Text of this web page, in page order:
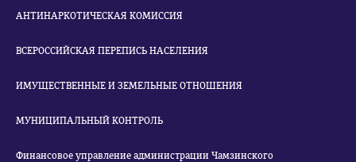
АНТИНАРКОТИЧЕСКАЯ КОМИССИЯ
ВСЕРОССИЙСКАЯ ПЕРЕПИСЬ НАСЕЛЕНИЯ
ИМУЩЕСТВЕННЫЕ И ЗЕМЕЛЬНЫЕ ОТНОШЕНИЯ
МУНИЦИПАЛЬНЫЙ КОНТРОЛЬ
Финансовое управление администрации Чамзинского